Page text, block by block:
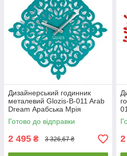
Дизайнерський годинник
металевий Glozis-B-011 Arab
Dream Арабська Мрія
блакитні/бірюзові (50 см)
[Метал,
Готово до відправки
2 495 ₴ 3 326,67 ₴